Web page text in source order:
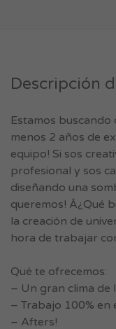
Descripción
Estamos buscando
menos 2 años de
equipo! Si sos
profesional y sos
diseñando una
queremos! Â¿Qué
la creación de
hora de trabajar
Qué te ofrecemos:
– Un gran clima de
– Trabajo 100% en
– Afters!